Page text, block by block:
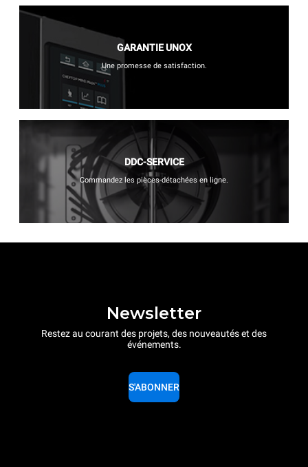
GARANTIE UNOX
Une promesse de satisfaction.
DDC-SERVICE
Commandez les pièces-détachées en ligne.
Newsletter
Restez au courant des projets, des nouveautés et des
événements.
S'ABONNER